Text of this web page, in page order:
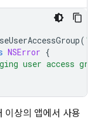
(
NSError {
user access group:
이상의 앱에서 사용